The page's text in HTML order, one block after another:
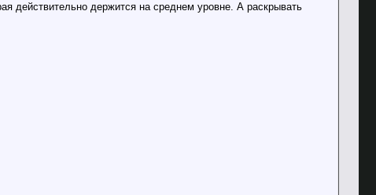
действительно держится на среднем уровне. А раскрывать